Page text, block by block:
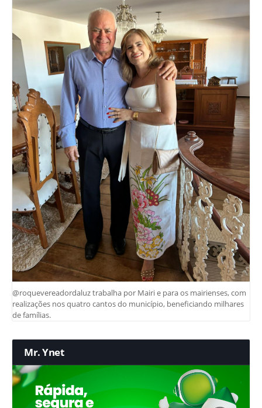
@roquevereadordaluz trabalha por Mairi e para os mairienses, com
realizações nos quatro cantos do município, beneficiando milhares
de famílias.
Mr. Ynet